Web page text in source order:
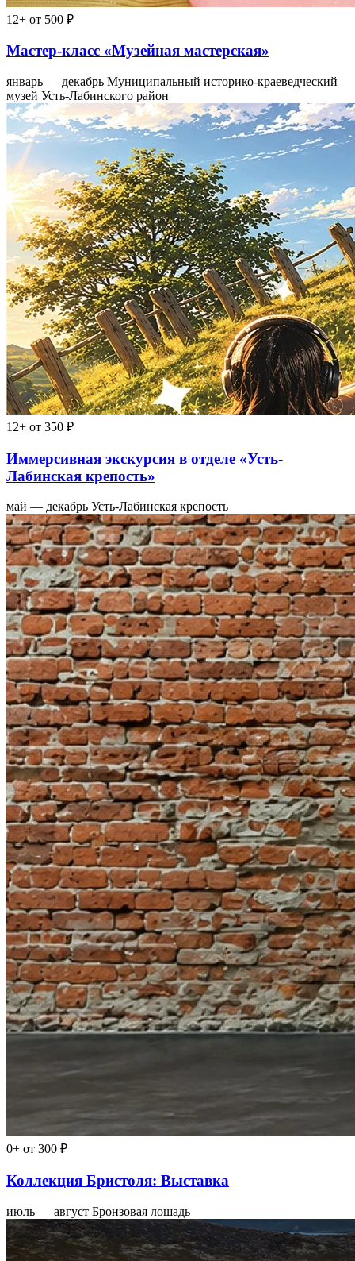
12+ от 500 ₽
Мастер-класс «Музейная мастерская»
январь — декабрь Муниципальный историко-краеведческий
музей Усть-Лабинского район
12+ от 350 ₽
Иммерсивная экскурсия в отделе «Усть-
Лабинская крепость»
май — декабрь Усть-Лабинская крепость
0+ от 300 ₽
Коллекция Бристоля: Выставка
июль — август Бронзовая лошадь